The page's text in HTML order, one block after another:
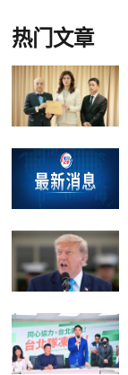
热门文章